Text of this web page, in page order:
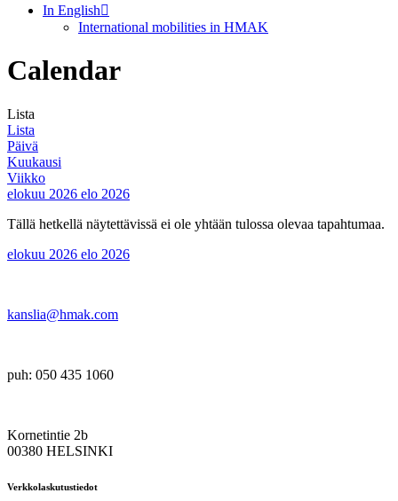
In English
International mobilities in HMAK
Calendar
Lista
Lista
Päivä
Kuukausi
Viikko
elokuu 2026 elo 2026
Tällä hetkellä näytettävissä ei ole yhtään tulossa olevaa tapahtumaa.
elokuu 2026 elo 2026
kanslia@hmak.com
puh: 050 435 1060
Kornetintie 2b
00380 HELSINKI
Verkkolaskutustiedot